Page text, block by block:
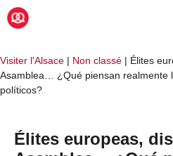
Saltar
Visiter l'Alsace | Non classé | Élites
Asamblea… ¿Qué piensan realmente
políticos?
Élites europeas,